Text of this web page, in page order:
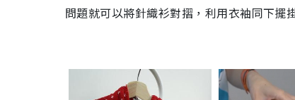
問題就可以將針織衫對摺，利用衣袖同下擺